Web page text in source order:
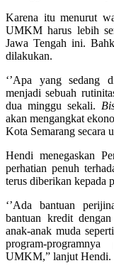
Karena itu menurut
UMKM harus lebih
Jawa Tengah ini.
dilakukan.
‘’Apa yang sedang
menjadi sebuah
dua minggu sekali.
akan mengangkat
Kota Semarang secara
Hendi menegaskan
perhatian penuh
terus diberikan kepada
‘’Ada bantuan
bantuan kredit
anak-anak muda
program-
UMKM,” lanjut Hendi.